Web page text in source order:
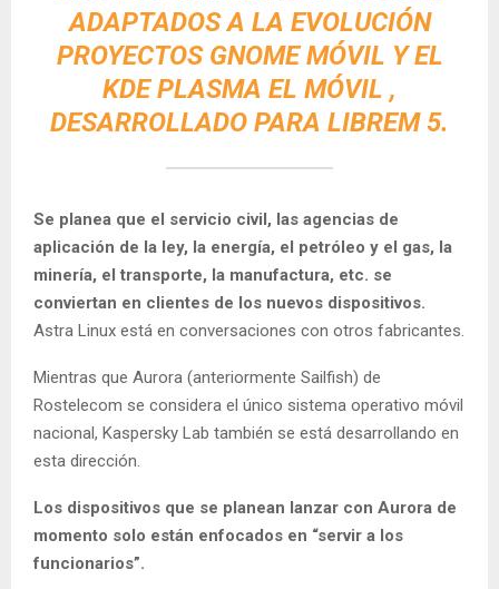
ADAPTADOS A LA EVOLUCIÓN
PROYECTOS GNOME MÓVIL Y EL
KDE PLASMA EL MÓVIL ,
DESARROLLADO PARA LIBREM 5.
Se planea que el servicio civil, las agencias de
aplicación de la ley, la energía, el petróleo y el gas, la
minería, el transporte, la manufactura, etc. se
conviertan en clientes de los nuevos dispositivos.
Astra Linux está en conversaciones con otros fabricantes.
Mientras que Aurora (anteriormente Sailfish) de
Rostelecom se considera el único sistema operativo móvil
nacional, Kaspersky Lab también se está desarrollando en
esta dirección.
Los dispositivos que se planean lanzar con Aurora de
momento solo están enfocados en “servir a los
funcionarios”.